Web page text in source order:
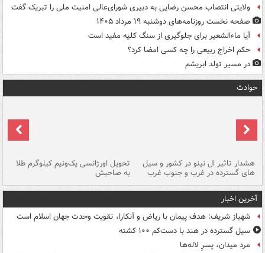
ولایتی انتصاب محسن رضایی به دبیری شورای‌عالی امنیت ملی را تبریک گفت
صفحه نخست روزنامه‌های دوشنبه ۱۹ مرداد ۱۴۰۵
آیا ماءالشعیر برای جلوگیری از سنگ کلیه مفید است
حکم اخراج ربیعی را چه کسی امضا کرد؟
در مسیر تولد ابریشم
حوادث
هشدار تاثیر ال نینو در کشور و سیل
های گسترده در غرب و جنوب غرب
تحویل اورژانسی یک‌ونیم کیلوگرم طلا
به صاحبش
آخرین اخبار
شهباز شریف: هدف پیمان با ریاض و آنکارا، تقویت وحدت جهان اسلام است
سیل گسترده در هند با دست‌کم ۱۰۰ کشته
مرد میدان، پسرِ لاله‌ها